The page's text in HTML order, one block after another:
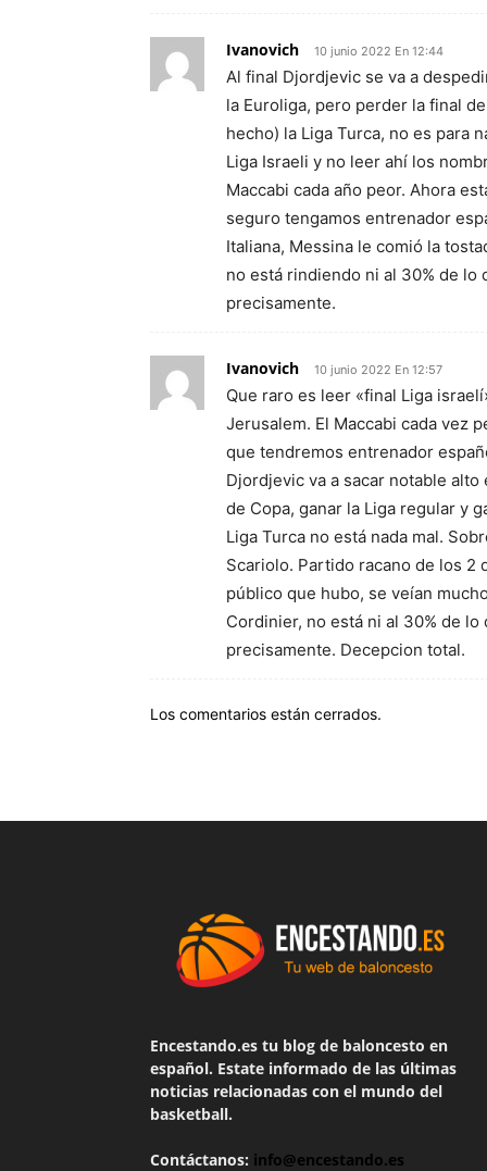
Ivanovich 10 junio 2022 En 12:44
Al final Djordjevic se va a
la Euroliga, pero perder la final
hecho) la Liga Turca, no es para
Liga Israeli y no leer ahí los
Maccabi cada año peor. Ahora
seguro tengamos entrenador
Italiana, Messina le comió la
no está rindiendo ni al 30% de lo
precisamente.
Ivanovich 10 junio 2022 En 12:57
Que raro es leer «final Liga
Jerusalem. El Maccabi cada vez
que tendremos entrenador
Djordjevic va a sacar notable
de Copa, ganar la Liga regular y
Liga Turca no está nada mal.
Scariolo. Partido racano de los 2
público que hubo, se veían
Cordinier, no está ni al 30% de
precisamente. Decepcion total.
Los comentarios están cerrados.
Encestando.es tu blog de baloncesto en
español. Estate informado de las últimas
noticias relacionadas con el mundo del
basketball.
Contáctanos: info@encestando.es